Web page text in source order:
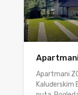
Apartmani
Apartmani
Kaluđerskim